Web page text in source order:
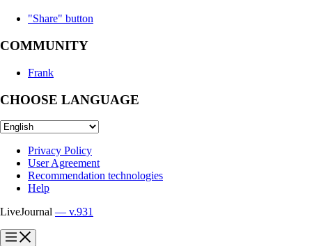
"Share" button
COMMUNITY
Frank
CHOOSE LANGUAGE
Privacy Policy
User Agreement
Recommendation technologies
Help
LiveJournal — v.931
?
?